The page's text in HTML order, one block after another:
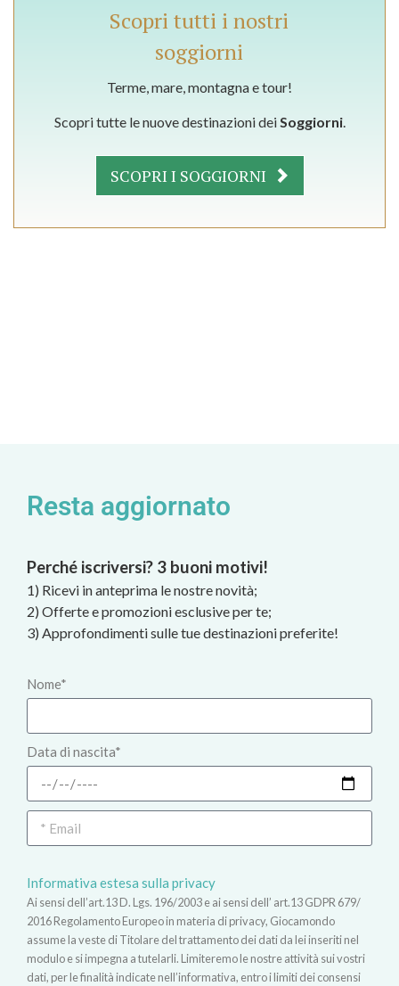
Scopri tutti i nostri
soggiorni
Terme, mare, montagna e tour!
Scopri tutte le nuove destinazioni deiSoggiorni.
SCOPRI I SOGGIORNI
Resta aggiornato
Perché iscriversi? 3 buoni motivi!
1) Ricevi in anteprima le nostre novità;
2) Offerte e promozioni esclusive per te;
3) Approfondimenti sulle tue destinazioni preferite!
Nome*
Data di nascita*
Informativa estesa sulla privacy
Ai sensi dell’art.13 D. Lgs. 196/2003 e ai sensi dell’ art.13 GDPR 679/
2016 Regolamento Europeo in materia di privacy, Giocamondo
assume la veste di Titolare del trattamento dei dati da lei inseriti nel
modulo e si impegna a tutelarli. Limiteremo le nostre attività sui vostri
dati, per le finalità indicate nell’informativa, entro i limiti dei consensi